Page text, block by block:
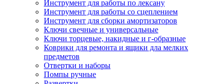
Инструмент для работы по лексану
Инструмент для работы со сцеплением
Инструмент для сборки амортизаторов
Ключи свечные и универсальные
Ключи торцевые, накидные и г-образные
Коврики для ремонта и ящики дла мелких
предметов
Отвертки и наборы
Помпы ручные